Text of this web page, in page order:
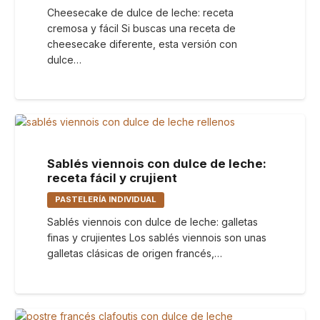
Cheesecake de dulce de leche: receta
cremosa y fácil Si buscas una receta de
cheesecake diferente, esta versión con
dulce…
Sablés viennois con dulce de leche:
receta fácil y crujient
PASTELERÍA INDIVIDUAL
Sablés viennois con dulce de leche: galletas
finas y crujientes Los sablés viennois son unas
galletas clásicas de origen francés,…